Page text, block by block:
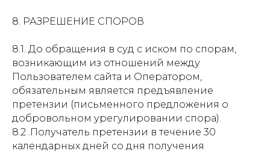
8. РАЗРЕШЕНИЕ СПОРОВ
8.1. До обращения в суд с иском по спорам,
возникающим из отношений между
Пользователем сайта и Оператором,
обязательным является предъявление
претензии (письменного предложения о
добровольном урегулировании спора).
8.2 .Получатель претензии в течение 30
календарных дней со дня получения